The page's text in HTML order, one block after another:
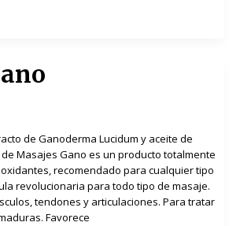
de Ganoderma Lucidum y aceite de
Masajes Gano es un producto totalmente
recomendado para cualquier tipo
revolucionaria para todo tipo de masaje.
tendones y articulaciones. Para tratar
Favorece